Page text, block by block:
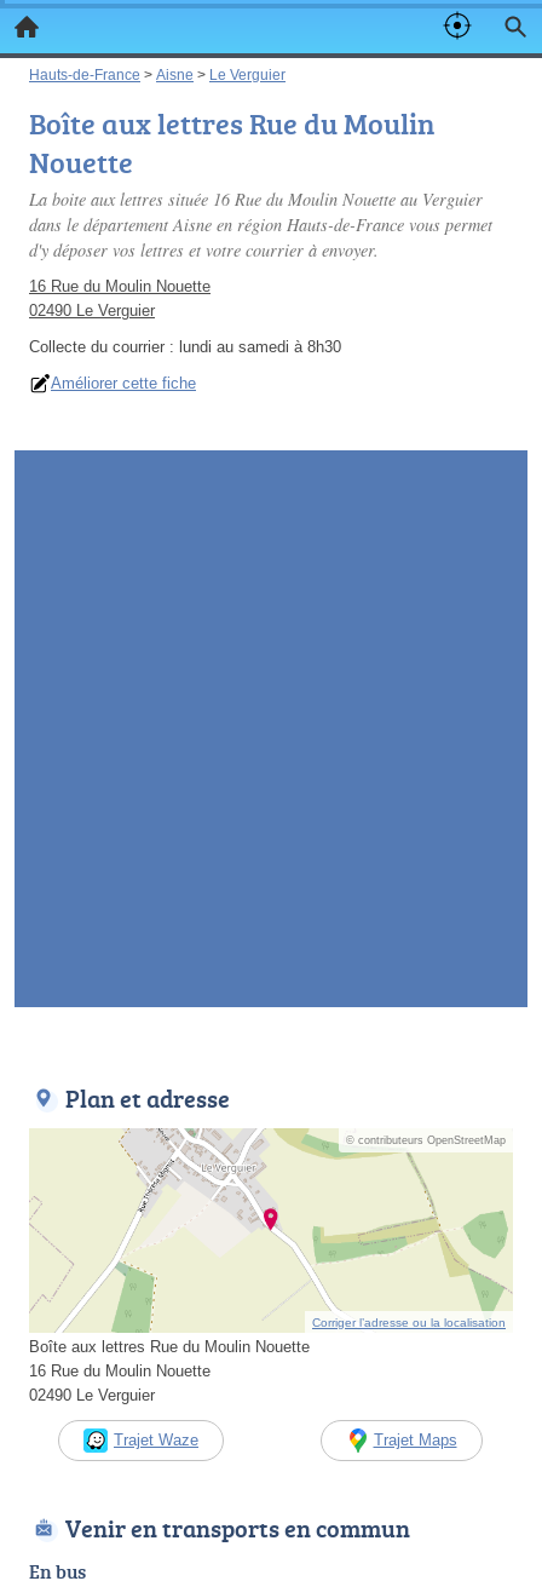
Hauts-de-France > Aisne > Le Verguier
Boîte aux lettres Rue du Moulin
Nouette
La boite aux lettres située 16 Rue du Moulin Nouette au Verguier
dans le département Aisne en région Hauts-de-France vous permet
d'y déposer vos lettres et votre courrier à envoyer.
16 Rue du Moulin Nouette
02490 Le Verguier
Collecte du courrier : lundi au samedi à 8h30
Améliorer cette fiche
Plan et adresse
© contributeurs OpenStreetMap
Corriger l’adresse ou la localisation
Boîte aux lettres Rue du Moulin Nouette
16 Rue du Moulin Nouette
02490 Le Verguier
Trajet Waze Trajet Maps
Venir en transports en commun
En bus